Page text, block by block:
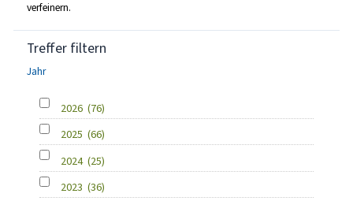
verfeinern.
Treffer filtern
Jahr
2026 (76)
2025 (66)
2024 (25)
2023 (36)